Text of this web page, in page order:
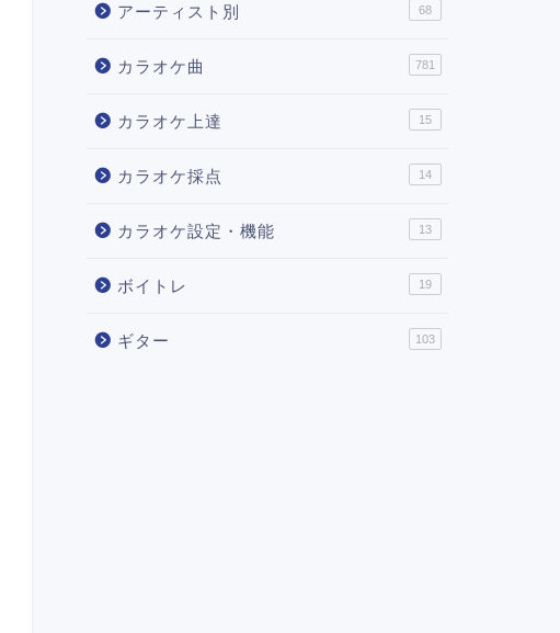
アーティスト別 68
カラオケ曲 781
カラオケ上達 15
カラオケ採点 14
カラオケ設定・機能 13
ボイトレ 19
ギター 103